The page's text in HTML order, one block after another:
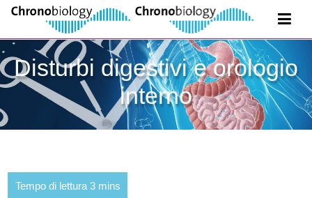
Disturbi digestivi e orologio
interno